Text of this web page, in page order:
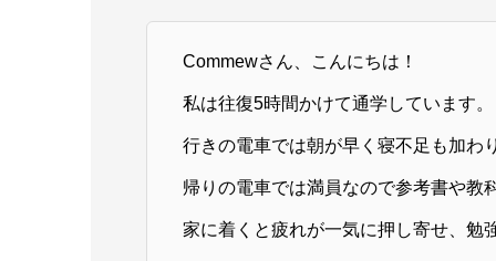
Commewさん、こんにちは！
私は往復5時間かけて通学しています。
行きの電車では朝が早く寝不足も加わ
帰りの電車では満員なので参考書や教
家に着くと疲れが一気に押し寄せ、勉